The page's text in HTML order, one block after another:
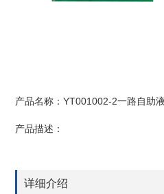
产品名称：YT001002-2一路自助
产品描述：
详细介绍